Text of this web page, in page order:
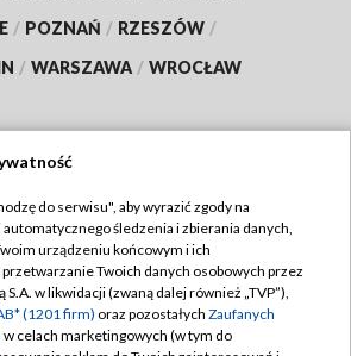
/ POZNAŃ / RZESZÓW /
/ WARSZAWA / WROCŁAW
TVP
TVP
Regulamin TVP
Polityka prywatności
do serwisu", aby wyrazić zgody na
śledzenia i zbierania danych,
urządzeniu końcowym i ich
Twoich danych osobowych przez
S.A. w likwidacji (zwaną dalej również „TVP”),
(1201 firm) oraz pozostałych Zaufanych
w celach marketingowych (w tym do